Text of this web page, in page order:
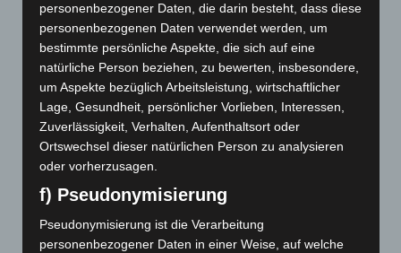
Gehirn Klima Klimakrise
Kommunikation
Kriegsenkel
Kriegsenkelgruppe
Körperorientierte Psychotherapie
Körperpsychotherapie Leiblichkeit Meditation
Mentalisierung
Mitgefühl Musik Neurobiologie
Neuroplastizität Phänomenologie Psyche
Psychiatrie
Psychoanalyse Psychosomatik
Psychotherapie
Psychotherapieforschung Resonanz Selbst
personenbezogener Daten, die darin besteht, dass diese
personenbezogenen Daten verwendet werden, um
bestimmte persönliche Aspekte, die sich auf eine
natürliche Person beziehen, zu bewerten, insbesondere,
um Aspekte bezüglich Arbeitsleistung, wirtschaftlicher
Lage, Gesundheit, persönlicher Vorlieben, Interessen,
Zuverlässigkeit, Verhalten, Aufenthaltsort oder
Ortswechsel dieser natürlichen Person zu analysieren
oder vorherzusagen.
f) Pseudonymisierung
Pseudonymisierung ist die Verarbeitung
personenbezogener Daten in einer Weise, auf welche